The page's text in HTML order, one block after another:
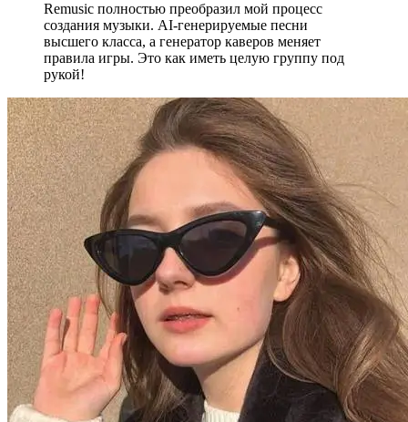
Remusic полностью преобразил мой процесс
создания музыки. AI-генерируемые песни
высшего класса, а генератор каверов меняет
правила игры. Это как иметь целую группу под
рукой!